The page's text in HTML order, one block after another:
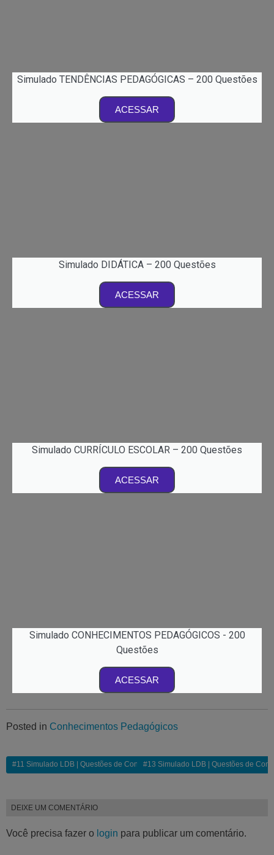
Simulado TENDÊNCIAS PEDAGÓGICAS – 200 Questões
ACESSAR
Simulado DIDÁTICA – 200 Questões
ACESSAR
Simulado CURRÍCULO ESCOLAR – 200 Questões
ACESSAR
Simulado CONHECIMENTOS PEDAGÓGICOS - 200
Questões
ACESSAR
Posted in Conhecimentos Pedagógicos
#11 Simulado LDB | Questões de Concurso Comentadas
#13 Simulado LDB | Questões de
DEIXE UM COMENTÁRIO
Você precisa fazer o login para publicar um comentário.